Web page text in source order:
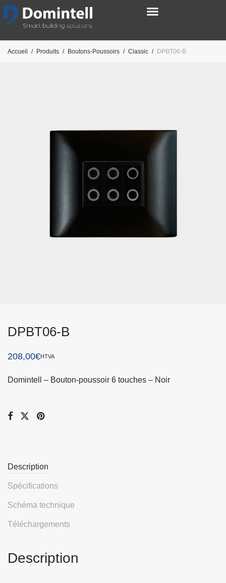
Accueil / Produits / Boutons-Poussoirs / Classic / DPBT06-B
DPBT06-B
208,00€HTVA
Domintell – Bouton-poussoir 6 touches – Noir
Description
Spécifications
Schéma technique
Téléchargements
Description